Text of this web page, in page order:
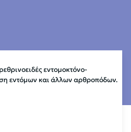
εντομοκτόνο-
εντόμων και άλλων αρθροπόδων.